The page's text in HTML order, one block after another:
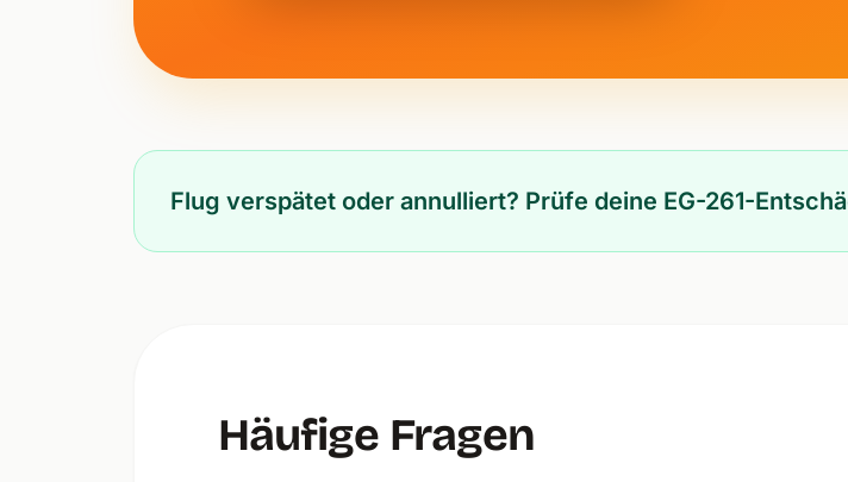
Flug verspätet oder annulliert? Prüfe deine EG-261-
Häufige Fragen